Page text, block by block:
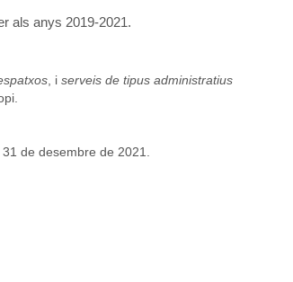
als anys 2019-2021.
, i serveis de tipus administratius
de desembre de 2021.